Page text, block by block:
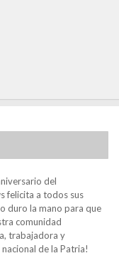
del
felicita a todos sus
duro la mano para que
comunidad
trabajadora y
de la Patria!